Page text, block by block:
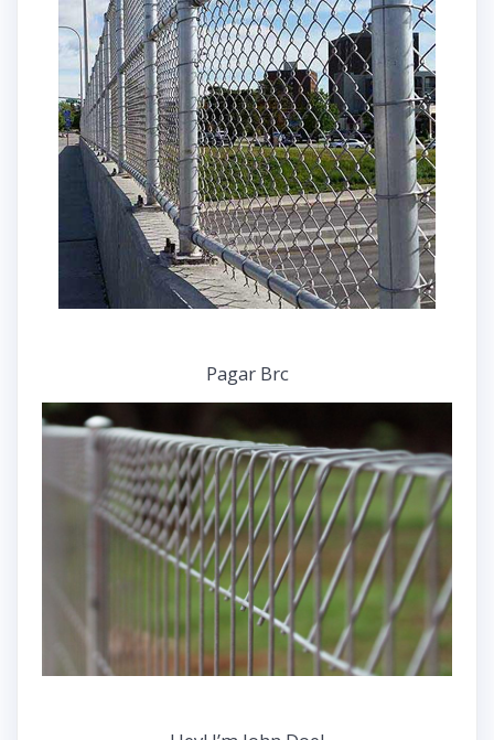
Pagar Brc